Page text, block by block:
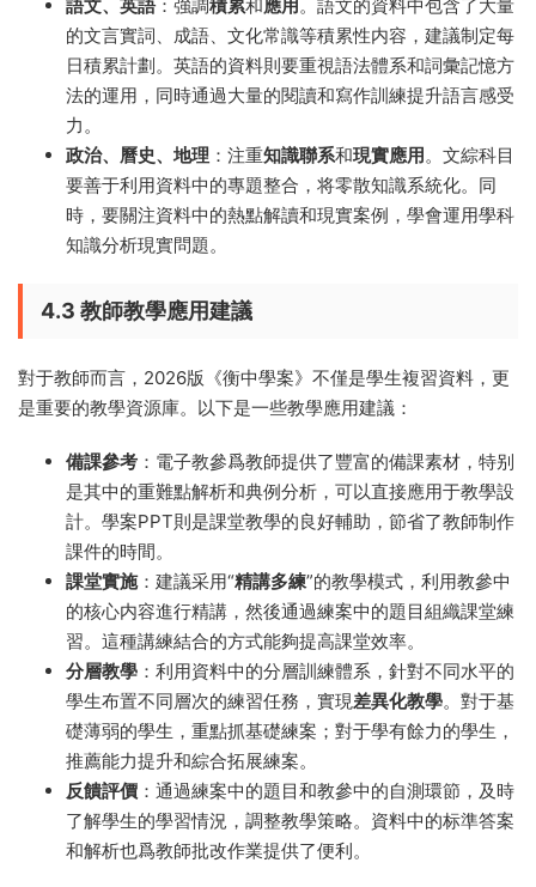
語文、英語：強調積累和應用。語文的資料中包含了大量
的文言實詞、成語、文化常識等積累性内容，建議制定每
日積累計劃。英語的資料則要重視語法體系和詞彙記憶方
法的運用，同時通過大量的閱讀和寫作訓練提升語言感受
力。
政治、曆史、地理 ：注重知識聯系和現實應用。文綜科目
要善于利用資料中的專題整合，将零散知識系統化。同
時，要關注資料中的熱點解讀和現實案例，學會運用學科
知識分析現實問題。
4.3 教師教學應用建議
對于教師而言，2026版《衡中學案》不僅是學生複習資料，更
是重要的教學資源庫。以下是一些教學應用建議：
備課參考 ：電子教參爲教師提供了豐富的備課素材，特别
是其中的重難點解析和典例分析，可以直接應用于教學設
計。學案PPT則是課堂教學的良好輔助，節省了教師制作
課件的時間。
課堂實施：建議采用“精講多練”的教學模式，利用教參中
的核心内容進行精講，然後通過練案中的題目組織課堂練
習。這種講練結合的方式能夠提高課堂效率。
分層教學 ：利用資料中的分層訓練體系，針對不同水平的
學生布置不同層次的練習任務，實現差異化教學。對于基
礎薄弱的學生，重點抓基礎練案；對于學有餘力的學生，
推薦能力提升和綜合拓展練案。
反饋評價 ：通過練案中的題目和教參中的自測環節，及時
了解學生的學習情況，調整教學策略。資料中的标準答案
和解析也爲教師批改作業提供了便利。